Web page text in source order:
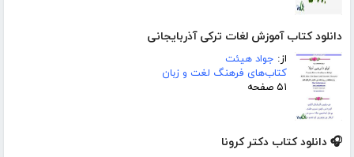
دانلود کتاب آموزش لغات ترکی آذربایجانی
از: جواد هیئت
کتاب‌های فرهنگ لغت و زبان
۵۱ صفحه
🎧 دانلود کتاب دکتر کرونا